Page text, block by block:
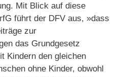
Mit Blick auf diese
führt der DFV aus, »dass
zur
das Grundgesetz
Kindern den gleichen
ohne Kinder, obwohl